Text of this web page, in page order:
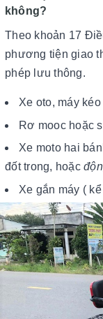
không?
Theo khoản 17
phương tiện giao
phép lưu thông.
Xe oto, máy kéo
Rơ mooc hoặc
Xe moto hai
đốt trong, hoặc
Xe gắn máy (